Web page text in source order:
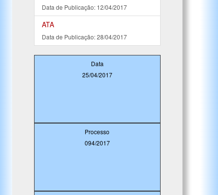
Data de Publicação: 12/04/2017
ATA
Data de Publicação: 28/04/2017
Data
25/04/2017
Processo
094/2017